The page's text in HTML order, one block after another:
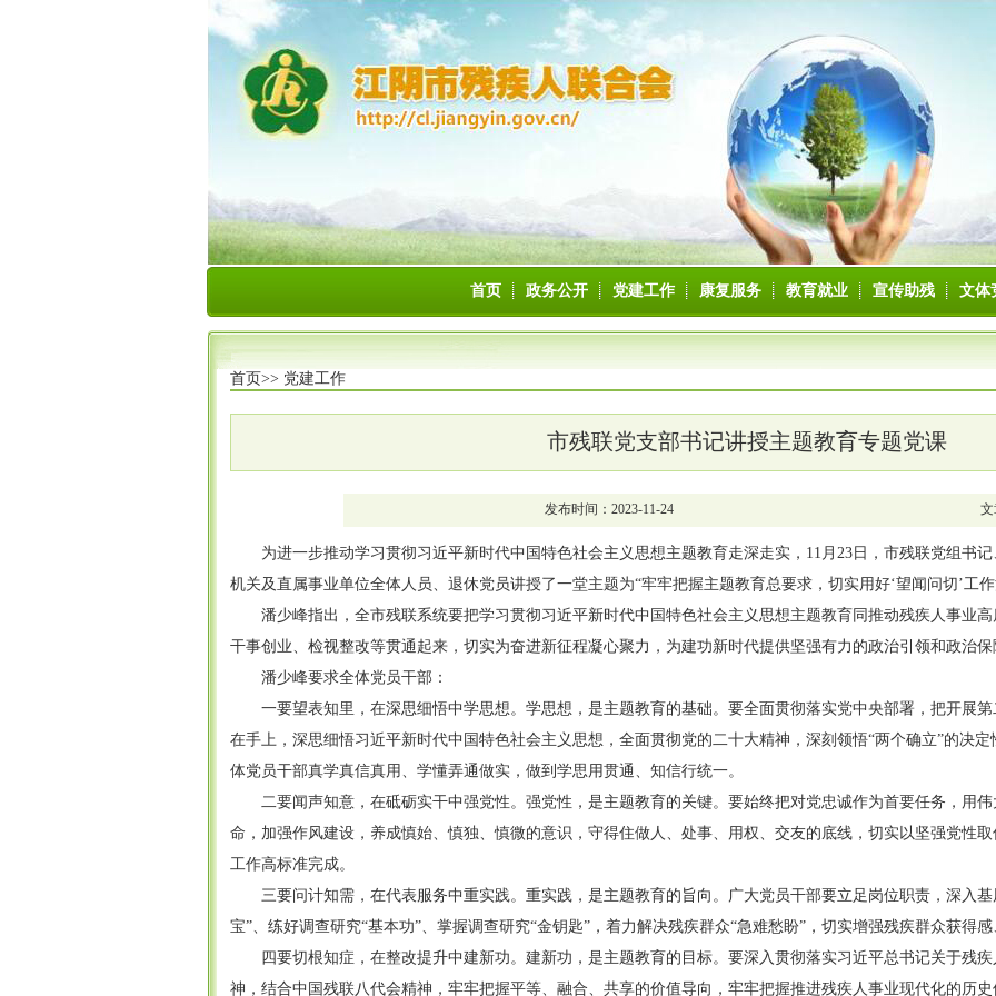
首页 政务公开 党建工作 康复服务 教育就业 宣传助残 文体
首页>> 党建工作
市残联党支部书记讲授主题教育专题党课
发布时间：2023-11-24 文
为进一步推动学习贯彻习近平新时代中国特色社会主义思想主题教育走深走实，11月23日，市残联党组书
机关及直属事业单位全体人员、退休党员讲授了一堂主题为“牢牢把握主题教育总要求，切实用好‘望闻问切’工
潘少峰指出，全市残联系统要把学习贯彻习近平新时代中国特色社会主义思想主题教育同推动残疾人事业
干事创业、检视整改等贯通起来，切实为奋进新征程凝心聚力，为建功新时代提供坚强有力的政治引领和政治保
潘少峰要求全体党员干部：
一要望表知里，在深思细悟中学思想。学思想，是主题教育的基础。要全面贯彻落实党中央部署，把开展
在手上，深思细悟习近平新时代中国特色社会主义思想，全面贯彻党的二十大精神，深刻领悟“两个确立”的决
体党员干部真学真信真用、学懂弄通做实，做到学思用贯通、知信行统一。
二要闻声知意，在砥砺实干中强党性。强党性，是主题教育的关键。要始终把对党忠诚作为首要任务，用
命，加强作风建设，养成慎始、慎独、慎微的意识，守得住做人、处事、用权、交友的底线，切实以坚强党性
工作高标准完成。
三要问计知需，在代表服务中重实践。重实践，是主题教育的旨向。广大党员干部要立足岗位职责，深入
宝”、练好调查研究“基本功”、掌握调查研究“金钥匙”，着力解决残疾群众“急难愁盼”，切实增强残疾群众获得
四要切根知症，在整改提升中建新功。建新功，是主题教育的目标。要深入贯彻落实习近平总书记关于残
神，结合中国残联八代会精神，牢牢把握平等、融合、共享的价值导向，牢牢把握推进残疾人事业现代化的历